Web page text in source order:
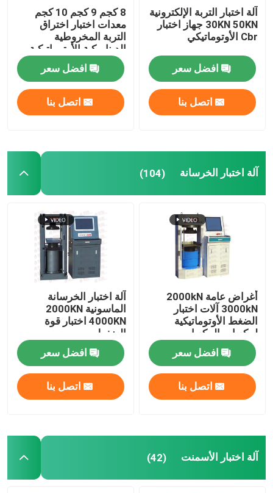
آلة اختبار التربة الإلكترونية
30KN 50KN جهاز اختبار
Cbr الأوتوماتيكي
افضل سعر
اتصل بنا
8 كجم 9 كجم 10 كجم
معدات اختبار اختراق
التربة المخروطية
الديناميكية الأوتوماتيكية
SPT
افضل سعر
اتصل بنا
آلة اختبار الخرسانة (104)
أغراض عامة 2000kN
3000kN آلات اختبار
الضغط الأوتوماتيكية
لمكعبات المكعبات
افضل سعر
اتصل بنا
آلة اختبار الخرسانة
الماسونية 2000KN
4000KN اختبار قوة
الضغط
افضل سعر
اتصل بنا
آلة اختبار الأسمنت (42)